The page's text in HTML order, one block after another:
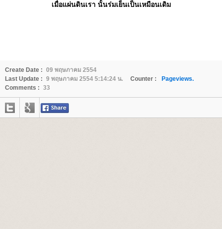
เมื่อแผ่นดินเรา นั้นร่มเย็นเป็นเหมือนเดิม
Create Date : 09 พฤษภาคม 2554
Last Update : 9 พฤษภาคม 2554 5:14:24 น. Counter :
Pageviews.
Comments : 33